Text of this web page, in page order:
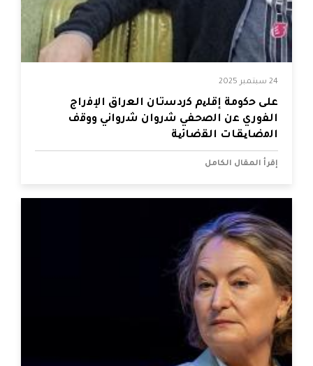
24 سبتمبر 2025
ﻋﻠﻰ ﺣﻛوﻣﺔ إﻗﻠﯾم ﻛردﺳﺗﺎن اﻟﻌراق اﻹﻓراج
اﻟﻔوري ﻋن اﻟﺻﺣﻔﻲ ﺷروان ﺷرواﻧﻲ ووﻗف
اﻟﻣﺿﺎﯾﻘﺎت اﻟﻘﺿﺎﺋﯾﺔ
إقرأ المقال الكامل